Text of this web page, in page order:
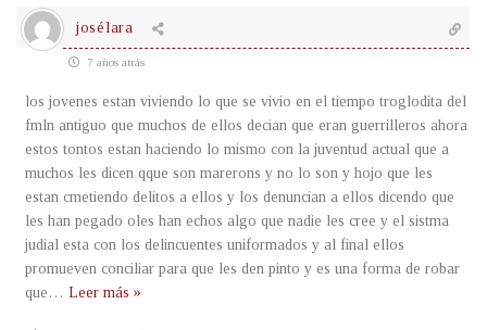
josélara
7 años atrás
los jovenes estan viviendo lo que se vivio en el tiempo troglodita del
fmln antiguo que muchos de ellos decian que eran guerrilleros ahora
estos tontos estan haciendo lo mismo con la juventud actual que a
muchos les dicen qque son marerons y no lo son y hojo que les
estan cmetiendo delitos a ellos y los denuncian a ellos dicendo que
les han pegado oles han echos algo que nadie les cree y el sistma
judial esta con los delincuentes uniformados y al final ellos
promueven conciliar para que les den pinto y es una forma de robar
que … Leer más »